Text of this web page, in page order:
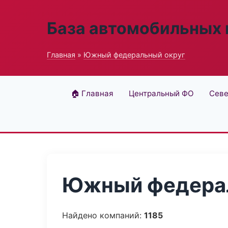
База автомобильных
Главная » Южный федеральный округ
🏠 Главная Центральный ФО
Южный
Найдено компаний: 1185